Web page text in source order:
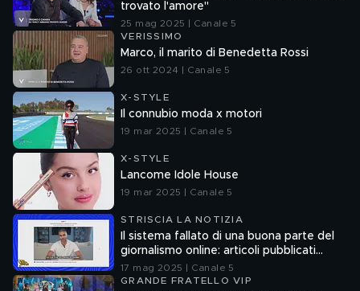
trovato l'amore"
25 mag 2025 | Canale 5
VERISSIMO
Marco, il marito di Benedetta Rossi
26 ott 2024 | Canale 5
X-STYLE
Il connubio moda x motori
19 mar 2025 | Canale 5
X-STYLE
Lancome Idole House
19 mar 2025 | Canale 5
STRISCIA LA NOTIZIA
Il sistema fallato di una buona parte del
giornalismo online: articoli pubblicati
senza la verifica delle fonti
17 mag 2025 | Canale 5
GRANDE FRATELLO VIP